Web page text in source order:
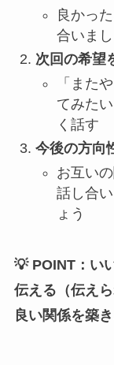
良かっ
合いま
次回の希望
「また
てみた
く話す
今後の方向
お互い
話し合
ょう
💡 POINT：い
伝える（伝え
良い関係を築